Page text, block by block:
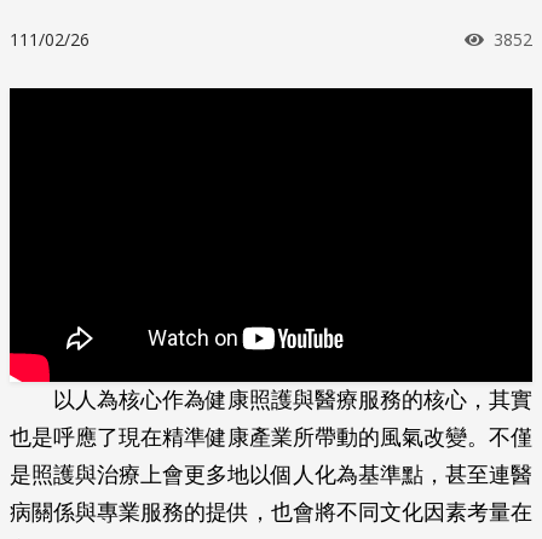
111/02/26 瀏覽
3852
以人為核心作為健康照護與醫療服務的核心，其實
也是呼應了現在精準健康產業所帶動的風氣改變。不僅
是照護與治療上會更多地以個人化為基準點，甚至連醫
病關係與專業服務的提供，也會將不同文化因素考量在